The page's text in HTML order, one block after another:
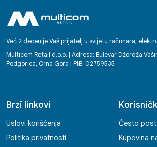
Već 2 decenije Vaš prijatelj u svijetu računara,
Multicom Retail d.o.o. | Adresa: Bulevar Džordža
Podgorica, Crna Gora | PIB: 02759535
Brzi linkovi
Uslovi korišćenja
Politika privatnosti
Često
Kupovina